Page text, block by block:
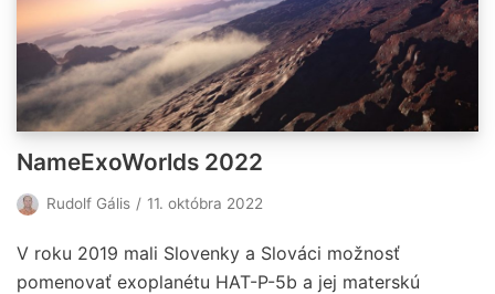
NameExoWorlds 2022
Rudolf Gális 11. októbra 2022
V roku 2019 mali Slovenky a Slováci možnosť
pomenovať exoplanétu HAT-P-5b a jej materskú